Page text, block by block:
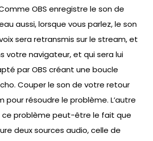
OBS enregistre le son de
aussi, lorsque vous parlez, le son
sera retransmis sur le stream, et
votre navigateur, et qui sera lui
par OBS créant une boucle
Couper le son de votre retour
pour résoudre le problème. L’autre
ce problème peut-être le fait que
deux sources audio, celle de